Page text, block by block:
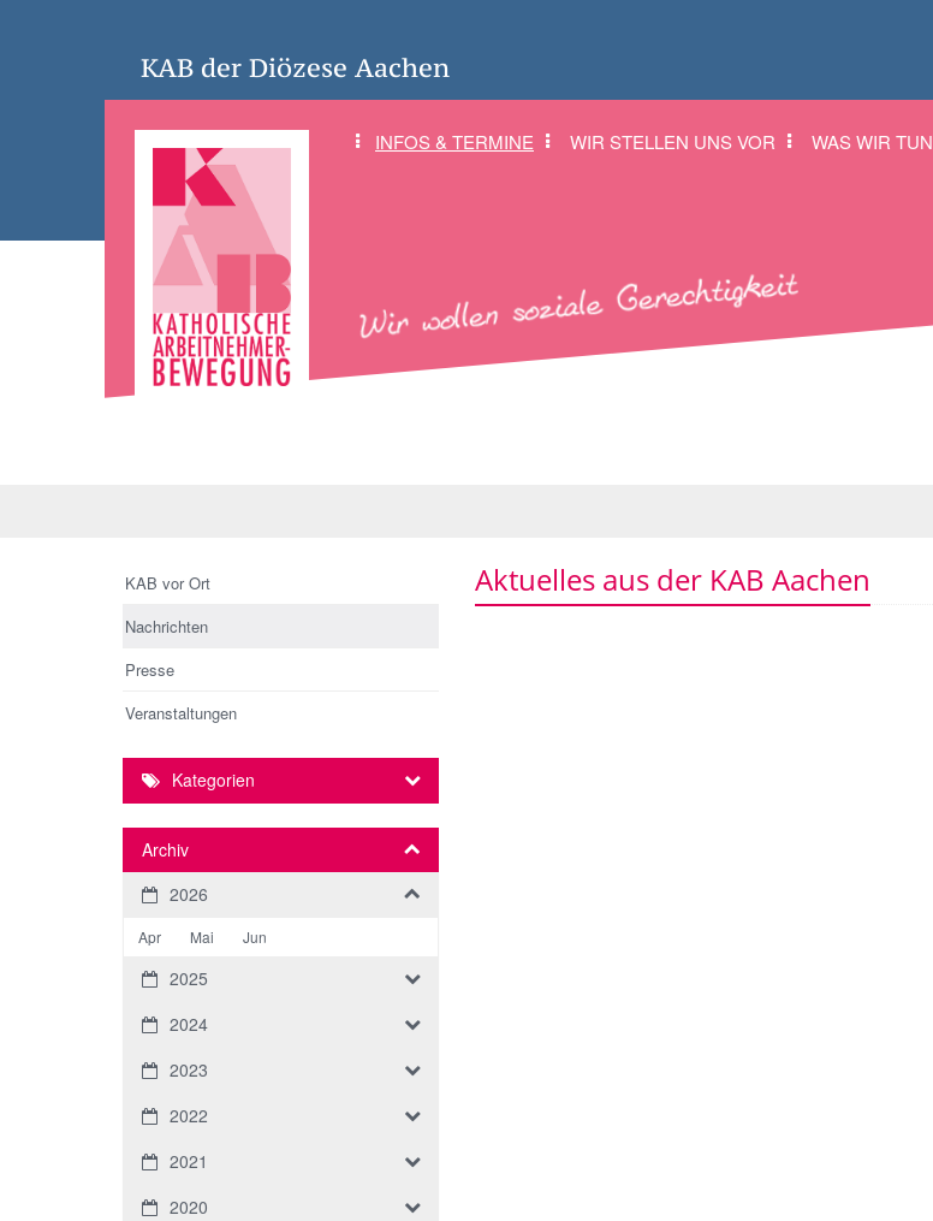
KAB der Diözese Aachen
INFOS & TERMINE WIR STELLEN UNS VOR WAS WIR TUN
Aktuelles aus der KAB Aachen
KAB vor Ort
Nachrichten
Presse
Veranstaltungen
Kategorien
Archiv
2026
Apr Mai Jun
2025
2024
2023
2022
2021
2020